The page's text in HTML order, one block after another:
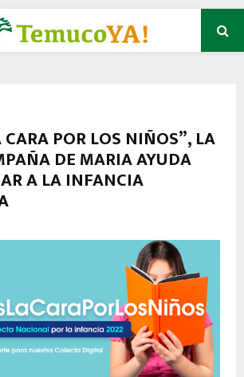
POR LOS NIÑOS”, LA
DE MARIA AYUDA
A LA INFANCIA